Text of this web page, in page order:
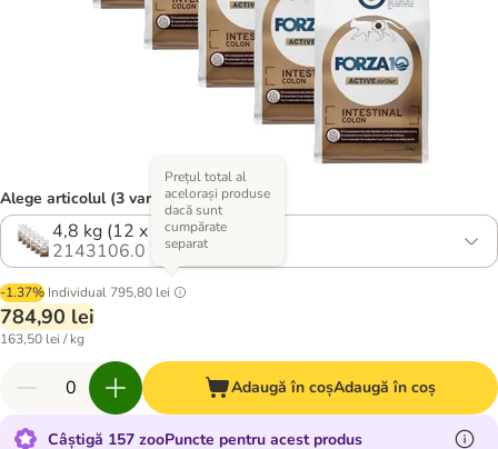
Alege articolul (3 variante)
4,8 kg (12 x 400 g)
2143106.0
-1.37% Individual 795,80 lei
Prețul total al
acelorași produse
dacă sunt
cumpărate
separat
784,90 lei
163,50 lei / kg
Adaugă în coșAdaugă în coș
Câștigă 157 zooPuncte pentru acest produs